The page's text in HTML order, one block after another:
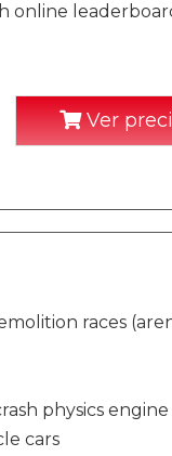
online
Ver
races
physics engine
cars